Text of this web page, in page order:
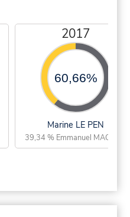
2017
60,66%
Marine LE PEN
39,34 % Emmanuel MACRON